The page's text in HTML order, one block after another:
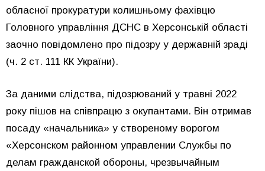
обласної прокуратури колишньому фахівцю
Головного управління ДСНС в Херсонській області
заочно повідомлено про підозру у державній зраді
(ч. 2 ст. 111 КК України).
За даними слідства, підозрюваний у травні 2022
року пішов на співпрацю з окупантами. Він отримав
посаду «начальника» у створеному ворогом
«Херсонском районном управлении Службы по
делам гражданской обороны, чрезвычайным